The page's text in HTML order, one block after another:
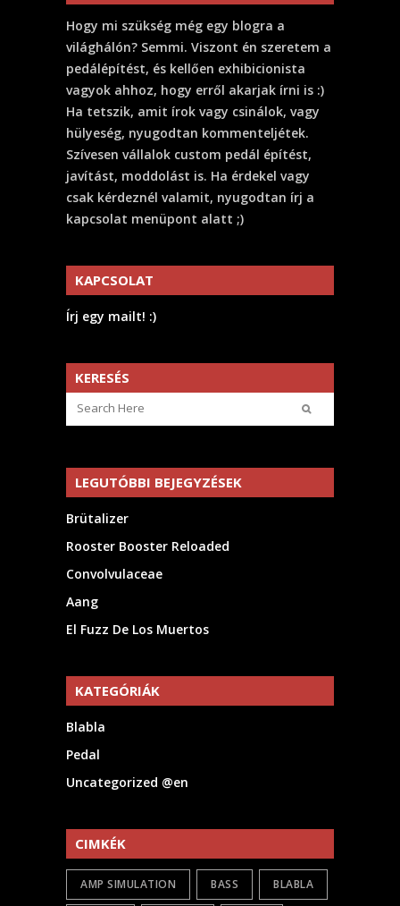
Hogy mi szükség még egy blogra a
világhálón? Semmi. Viszont én szeretem a
pedálépítést, és kellően exhibicionista
vagyok ahhoz, hogy erről akarjak írni is :)
Ha tetszik, amit írok vagy csinálok, vagy
hülyeség, nyugodtan kommenteljétek.
Szívesen vállalok custom pedál építést,
javítást, moddolást is. Ha érdekel vagy
csak kérdeznél valamit, nyugodtan írj a
kapcsolat menüpont alatt ;)
KAPCSOLAT
Írj egy mailt! :)
KERESÉS
LEGUTÓBBI BEJEGYZÉSEK
Brütalizer
Rooster Booster Reloaded
Convolvulaceae
Aang
El Fuzz De Los Muertos
KATEGÓRIÁK
Blabla
Pedal
Uncategorized @en
CIMKÉK
AMP SIMULATION BASS BLABLA